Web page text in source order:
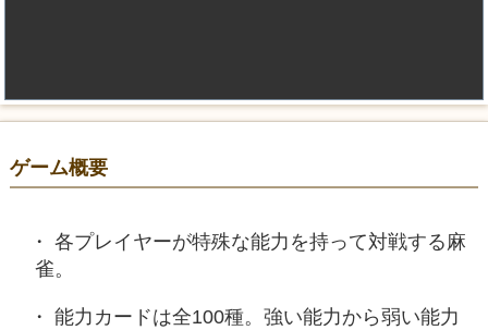
ゲーム概要
各プレイヤーが特殊な能力を持って対戦する麻
雀。
能力カードは全100種。強い能力から弱い能力